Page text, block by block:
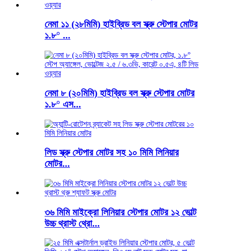
নেমা ১১ (২৮মিমি) হাইব্রিড বল স্ক্রু স্টেপার মোটর
১.৮° ...
নেমা ৮ (২০মিমি) হাইব্রিড বল স্ক্রু স্টেপার মোটর
১.৮° এস...
লিড স্ক্রু স্টেপার মোটর সহ ১০ মিমি লিনিয়ার
মোটর...
৩৬ মিমি মাইক্রো লিনিয়ার স্টেপার মোটর ১২ ভোল্ট
উচ্চ থ্রাস্ট থ্রো...